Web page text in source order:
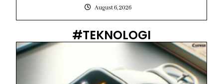
August 6, 2026
#TEKNOLOGI